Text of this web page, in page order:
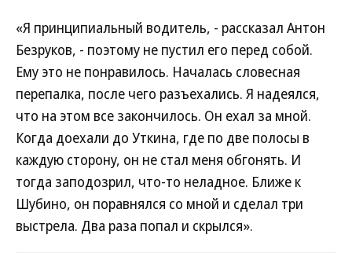
«Я принципиальный водитель, - рассказал Антон
Безруков, - поэтому не пустил его перед собой.
Ему это не понравилось. Началась словесная
перепалка, после чего разъехались. Я надеялся,
что на этом все закончилось. Он ехал за мной.
Когда доехали до Уткина, где по две полосы в
каждую сторону, он не стал меня обгонять. И
тогда заподозрил, что-то неладное. Ближе к
Шубино, он поравнялся со мной и сделал три
выстрела. Два раза попал и скрылся».